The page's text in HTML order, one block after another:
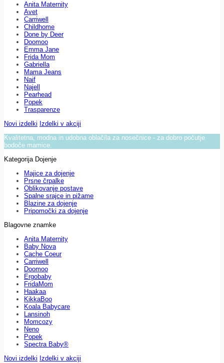
Anita Maternity
Avet
Carriwell
Childhome
Done by Deer
Doomoo
Emma Jane
Frida Mom
Gabriella
Mama Jeans
Naif
Najell
Pearhead
Popek
Trasparenze
Novi izdelki Izdelki v akciji
Kvalitetna, modna in udobna oblačila za nosečnice - za dobro počutje
bodoče mamice.
Kategorija Dojenje
Majice za dojenje
Prsne črpalke
Oblikovanje postave
Spalne srajce in pižame
Blazine za dojenje
Pripomočki za dojenje
Blagovne znamke
Anita Maternity
Baby Nova
Cache Coeur
Carriwell
Doomoo
Ergobaby
FridaMom
Haakaa
KikkaBoo
Koala Babycare
Lansinoh
Momcozy
Neno
Popek
Spectra Baby®
Novi izdelki Izdelki v akciji